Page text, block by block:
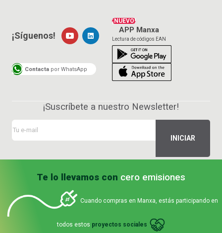
¡NUEVO!
APP Manxa
Lectura de códigos EAN
¡Síguenos!
Contacta por WhatsApp
¡Suscríbete a nuestro Newsletter!
Te lo llevamos con cero emisiones
Cuando compras en Manxa, estás participando en
todos estos proyectos sociales